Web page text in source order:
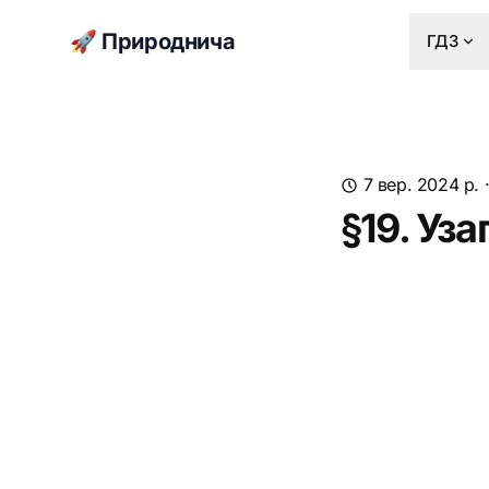
🚀 Природнича ГДЗ
7 вер. 2024 р.
§19.